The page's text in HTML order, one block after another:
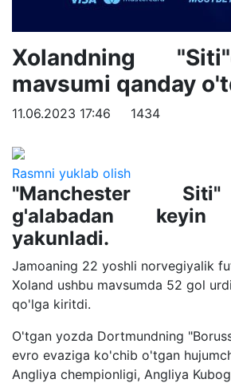
Xolandning
mavsumi qanday
11.06.2023 17:46 1434
Rasmni yuklab olish
"Manchester
g'alabadan keyin
yakunladi.
Jamoaning 22 yoshli norvegiyalik
Xoland ushbu mavsumda 52 gol
qo'lga kiritdi.
O'tgan yozda Dortmundning
evro evaziga ko'chib o'tgan
Angliya chempionligi, Angliya